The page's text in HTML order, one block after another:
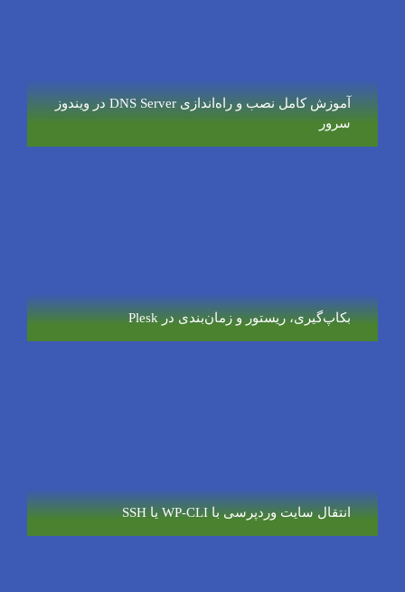
آموزش کامل نصب و راه‌اندازی DNS Server در ویندوز
سرور
بکاپ‌گیری، ریستور و زمان‌بندی در Plesk
انتقال سایت وردپرسی با WP-CLI یا SSH